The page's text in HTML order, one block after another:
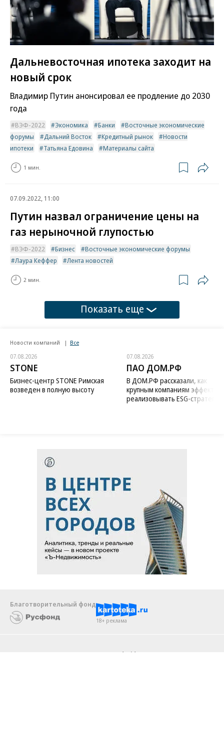
Дальневосточная ипотека заходит на
новый срок
Владимир Путин анонсировал ее продление до 2030
года
ВЭФ-2022 Экономика Банки
Восточные экономические
форумы
Дальний Восток Кредитный рынок
Новости
ипотеки
Татьяна Едовина Материалы сайта
1 мин.
07.09.2022, 11:00
Путин назвал ограничение цены на
газ нерыночной глупостью
ВЭФ-2022 Бизнес
Восточные экономические форумы
Лаура Кеффер
Лента новостей
2 мин.
Показать еще
Новости компаний Все
07.08.2026
STONE
Бизнес-центр STONE Римская
возведен в полную высоту
07.08.2026
ПАО ДОМ.РФ
В ДОМ.РФ рассказали, как
крупным компаниям
реализовывать ESG-стратегию
Благотворительный фонд
18+ реклама
Android